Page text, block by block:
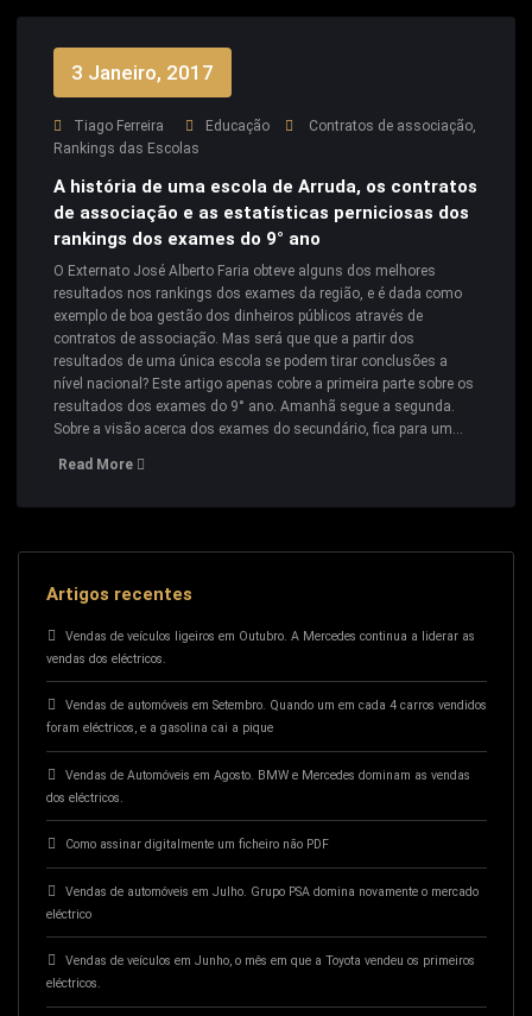
3 Janeiro, 2017
Tiago Ferreira Educação Contratos de associação,
Rankings das Escolas
A história de uma escola de Arruda, os contratos
de associação e as estatísticas perniciosas dos
rankings dos exames do 9° ano
O Externato José Alberto Faria obteve alguns dos melhores
resultados nos rankings dos exames da região, e é dada como
exemplo de boa gestão dos dinheiros públicos através de
contratos de associação. Mas será que que a partir dos
resultados de uma única escola se podem tirar conclusões a
nível nacional? Este artigo apenas cobre a primeira parte sobre os
resultados dos exames do 9° ano. Amanhã segue a segunda.
Sobre a visão acerca dos exames do secundário, fica para um…
Read More
Artigos recentes
Vendas de veículos ligeiros em Outubro. A Mercedes continua a liderar as
vendas dos eléctricos.
Vendas de automóveis em Setembro. Quando um em cada 4 carros vendidos
foram eléctricos, e a gasolina cai a pique
Vendas de Automóveis em Agosto. BMW e Mercedes dominam as vendas
dos eléctricos.
Como assinar digitalmente um ficheiro não PDF
Vendas de automóveis em Julho. Grupo PSA domina novamente o mercado
eléctrico
Vendas de veículos em Junho, o mês em que a Toyota vendeu os primeiros
eléctricos.